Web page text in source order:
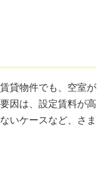
貸物件でも、空室が
因は、設定賃料が高
いケースなど、さま